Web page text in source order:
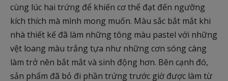
cùng lúc hai trứng để khiến cơ thể đạt đến ngưỡng
kích thích mà mình mong muốn. Màu sắc bắt mắt khi
nhà thiết kế đã làm những tông màu pastel với những
vệt loang màu trắng tựa như những cơn sóng càng
làm trở nên bắt mắt và sinh động hơn. Bên cạnh đó,
sản phẩm đã bỏ đi phần trứng trước giờ được làm từ